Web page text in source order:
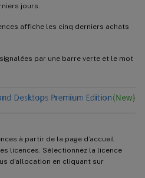
jours.
affiche les cinq derniers achats
par une barre verte et le mot
à partir de la page d’accueil
licences. Sélectionnez la licence
d’allocation en cliquant sur